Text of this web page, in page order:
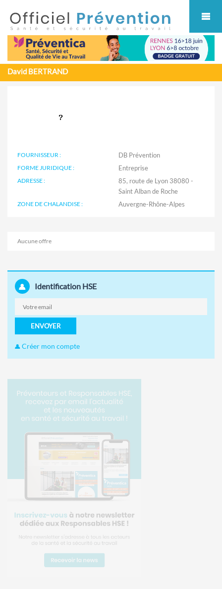
David BERTRAND
FOURNISSEUR : DB Prévention
FORME JURIDIQUE : Entreprise
ADRESSE :
85, route de Lyon 38080 -
Saint Alban de Roche
ZONE DE CHALANDISE : Auvergne-Rhône-Alpes
Aucune offre
Identification HSE
ENVOYER
Créer mon compte